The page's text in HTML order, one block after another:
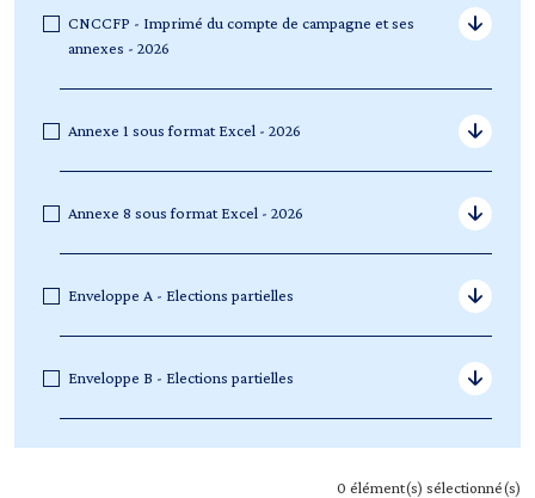
CNCCFP - Imprimé du compte de campagne et ses
annexes - 2026
Annexe 1 sous format Excel - 2026
Annexe 8 sous format Excel - 2026
Enveloppe A - Elections partielles
Enveloppe B - Elections partielles
0 élément(s) sélectionné(s)